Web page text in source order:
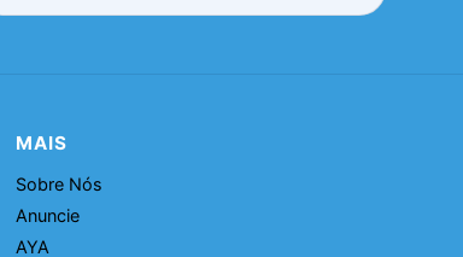
MAIS
Sobre Nós
Anuncie
AYA